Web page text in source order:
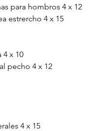
para hombros 4 x 12
estrercho 4 x 15
4 x 10
pecho 4 x 12
4 x 15